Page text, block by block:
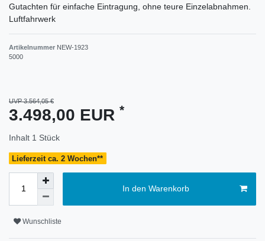
Gutachten für einfache Eintragung, ohne teure Einzelabnahmen.
Luftfahrwerk
Artikelnummer NEW-1923
5000
UVP 3.564,05 €
3.498,00 EUR *
Inhalt 1 Stück
Lieferzeit ca. 2 Wochen**
In den Warenkorb
Wunschliste